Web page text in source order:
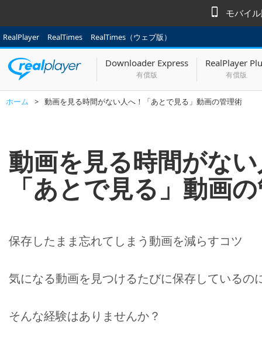
モバイ
RealPlayer RealTimes RealTimes（ウェブ版）
Downloader Express
有償版
RealPlayer
有償版
ホーム > 動画を見る時間がない人へ！「あとで見る」動画の管理術
動画を見る時間がな
「あとで見る」動画
保存したまま忘れてしまう動画を減らすコツ
気になる動画を見つけるたびに保存している
そんな経験はありませんか？